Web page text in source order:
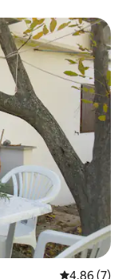
Средна
4,86 (7)